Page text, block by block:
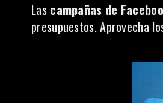
Las campañas de
presupuestos. Aprovecha